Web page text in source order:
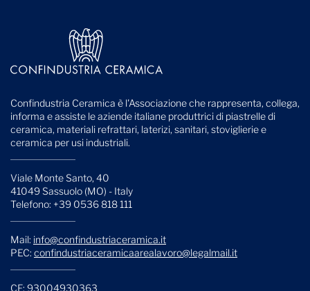
Confindustria Ceramica è l'Associazione che rappresenta, collega,
informa e assiste le aziende italiane produttrici di piastrelle di
ceramica, materiali refrattari, laterizi, sanitari, stoviglierie e
ceramica per usi industriali.
Viale Monte Santo, 40
41049 Sassuolo (MO) - Italy
Telefono: +39 0536 818 111
Mail: info@confindustriaceramica.it
PEC: confindustriaceramicaarealavoro@legalmail.it
CF: 93004930363